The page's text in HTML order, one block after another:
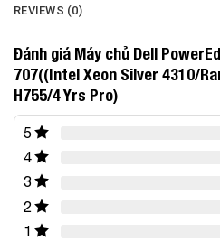
REVIEWS (0)
Đánh giá Máy chủ Dell
707((Intel Xeon Silver 4310/
H755/4 Yrs Pro)
5
4
3
2
1